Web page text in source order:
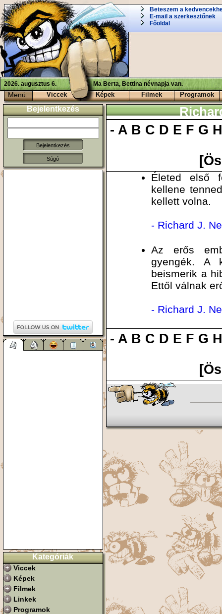
Beteszem a
E-mail a szerkesztőnek
Főoldal
2026. augusztus 6. Ma Berta, Bettina névnapja van.
Menü: Viccek Képek Filmek Programok
Bejelentkezés
Súgó
Kategóriák
Viccek
Képek
Filmek
Linkek
Programok
-A B C D E F G
Életed első
kellene
kellett volna.
- Richard J.
Az erős
gyengék. A
beismerik a
Ettől válnak
- Richard J.
-A B C D E F G